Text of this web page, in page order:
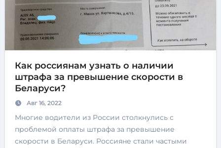
Как россиянам узнать о наличии
штрафа за превышение скорости в
Беларуси?
Авг 16, 2022
Многие водители из России столкнулись с
проблемой оплаты штрафа за превышение
скорости в Беларуси. Россияне стали частыми